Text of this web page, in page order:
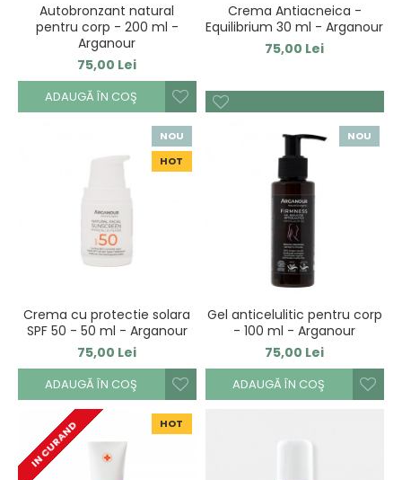
Autobronzant natural
pentru corp - 200 ml -
Arganour
75,00 Lei
ADAUGĂ ÎN COŞ
Crema Antiacneica -
Equilibrium 30 ml - Arganour
75,00 Lei
NOU
HOT
Crema cu protectie solara
SPF 50 - 50 ml - Arganour
75,00 Lei
ADAUGĂ ÎN COŞ
NOU
Gel anticelulitic pentru corp
- 100 ml - Arganour
75,00 Lei
ADAUGĂ ÎN COŞ
HOT
IN CURAND